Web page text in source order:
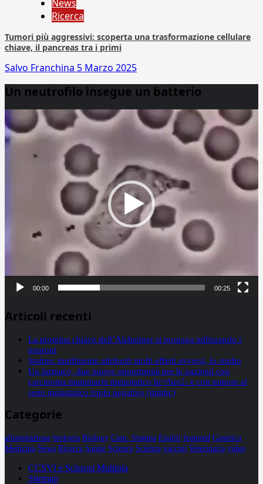
News
Ricerca
Tumori più aggressivi: scoperta una trasformazione cellulare
chiave, il pancreas tra i primi
Salvo Franchina 5 Marzo 2025
Un neutrofilo insegue un batterio
Player
00:00 00:25
Articoli recenti
La proteina chiave dell’Alzheimer si propaga utilizzando i
neuroni
Statine: inutilmente attribuiti molti effetti avversi, lo studio
Un farmaco, due nuove opportunità per le pazienti con
carcinoma mammario metastatico hr+/her2- e con tumore al
seno metastatico triplo negativo (mtnbc)
Categorie
alimentazione biologia Biology Com. Stampa Epatiti featured Genetica
Medicina News Ricerca Salute Science Scienza vaccini Veterinaria video
CCSVI e Sclerosi Multipla
Sitemap